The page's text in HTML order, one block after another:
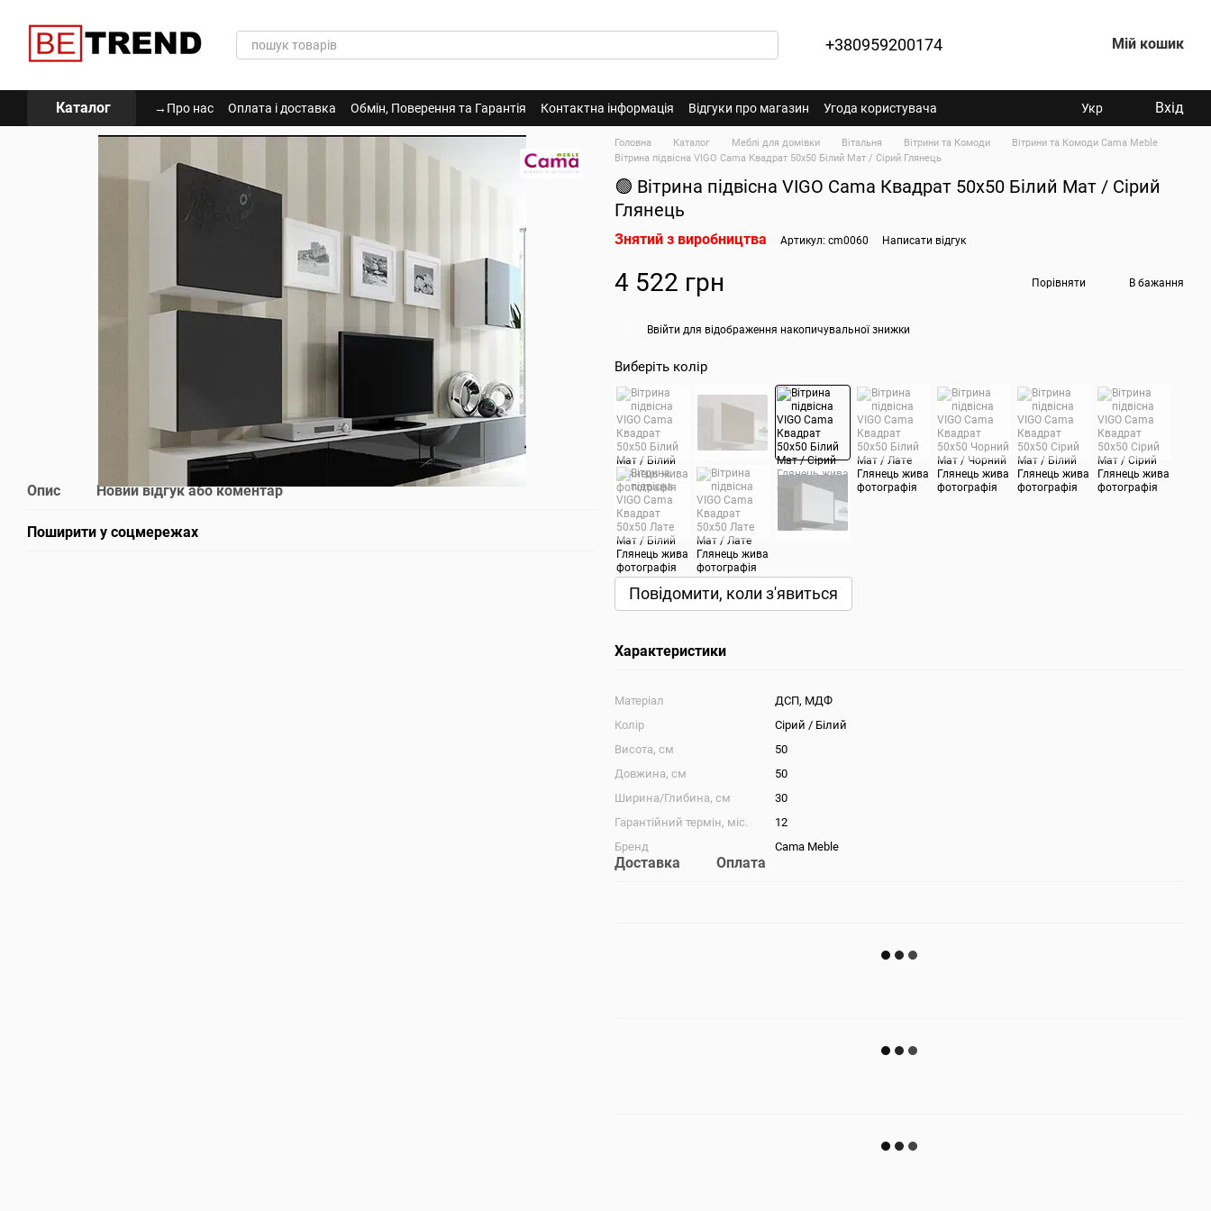
+380959200174 Мій кошик
Каталог →Про нас Оплата і доставка Обмін, Поверення та Гарантія Контактна інформація Відгуки про магазин
Угода користувача
Політика Конфіденційності
Укр Вхід
Опис Новий відгук або коментар
Поширити у соцмережах
Головна Каталог Меблі для домівки Вітальня Вітрини та Комоди
Вітрини та Комоди Cama Meble
Вітрина підвісна VIGO Cama Квадрат 50x50 Білий Мат / Сірий Глянець
🟢 Вітрина підвісна VIGO Cama Квадрат 50x50 Білий Мат / Сірий
Глянець
Знятий з виробництва Артикул: cm0060 Написати відгук
4 522 грн Порівняти В бажання
Ввійти для відображення накопичувальної знижки
Виберіть колір
Повідомити, коли з'явиться
Характеристики
Матеріал
ДСП, МДФ
Колір
Сірий / Білий
Висота, см
50
Довжина, см
50
Ширина/Глибина, см
30
Гарантійний термін, міс.
12
Бренд
Cama Meble
Доставка Оплата